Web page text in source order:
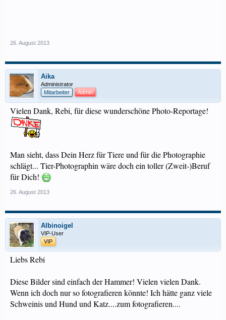
26. August 2013
Aika
Administrator
Mitarbeiter
Admin
Vielen Dank, Rebi, für diese wunderschöne Photo-Reportage!
Man sieht, dass Dein Herz für Tiere und für die Photographie
schlägt... Tier-Photographin wäre doch ein toller (Zweit-)Beruf
für Dich!
26. August 2013
Albinoigel
VIP-User
VIP
Liebs Rebi
Diese Bilder sind einfach der Hammer! Vielen vielen Dank.
Wenn ich doch nur so fotografieren könnte! Ich hätte ganz viele
Schweinis und Hund und Katz....zum fotografieren....